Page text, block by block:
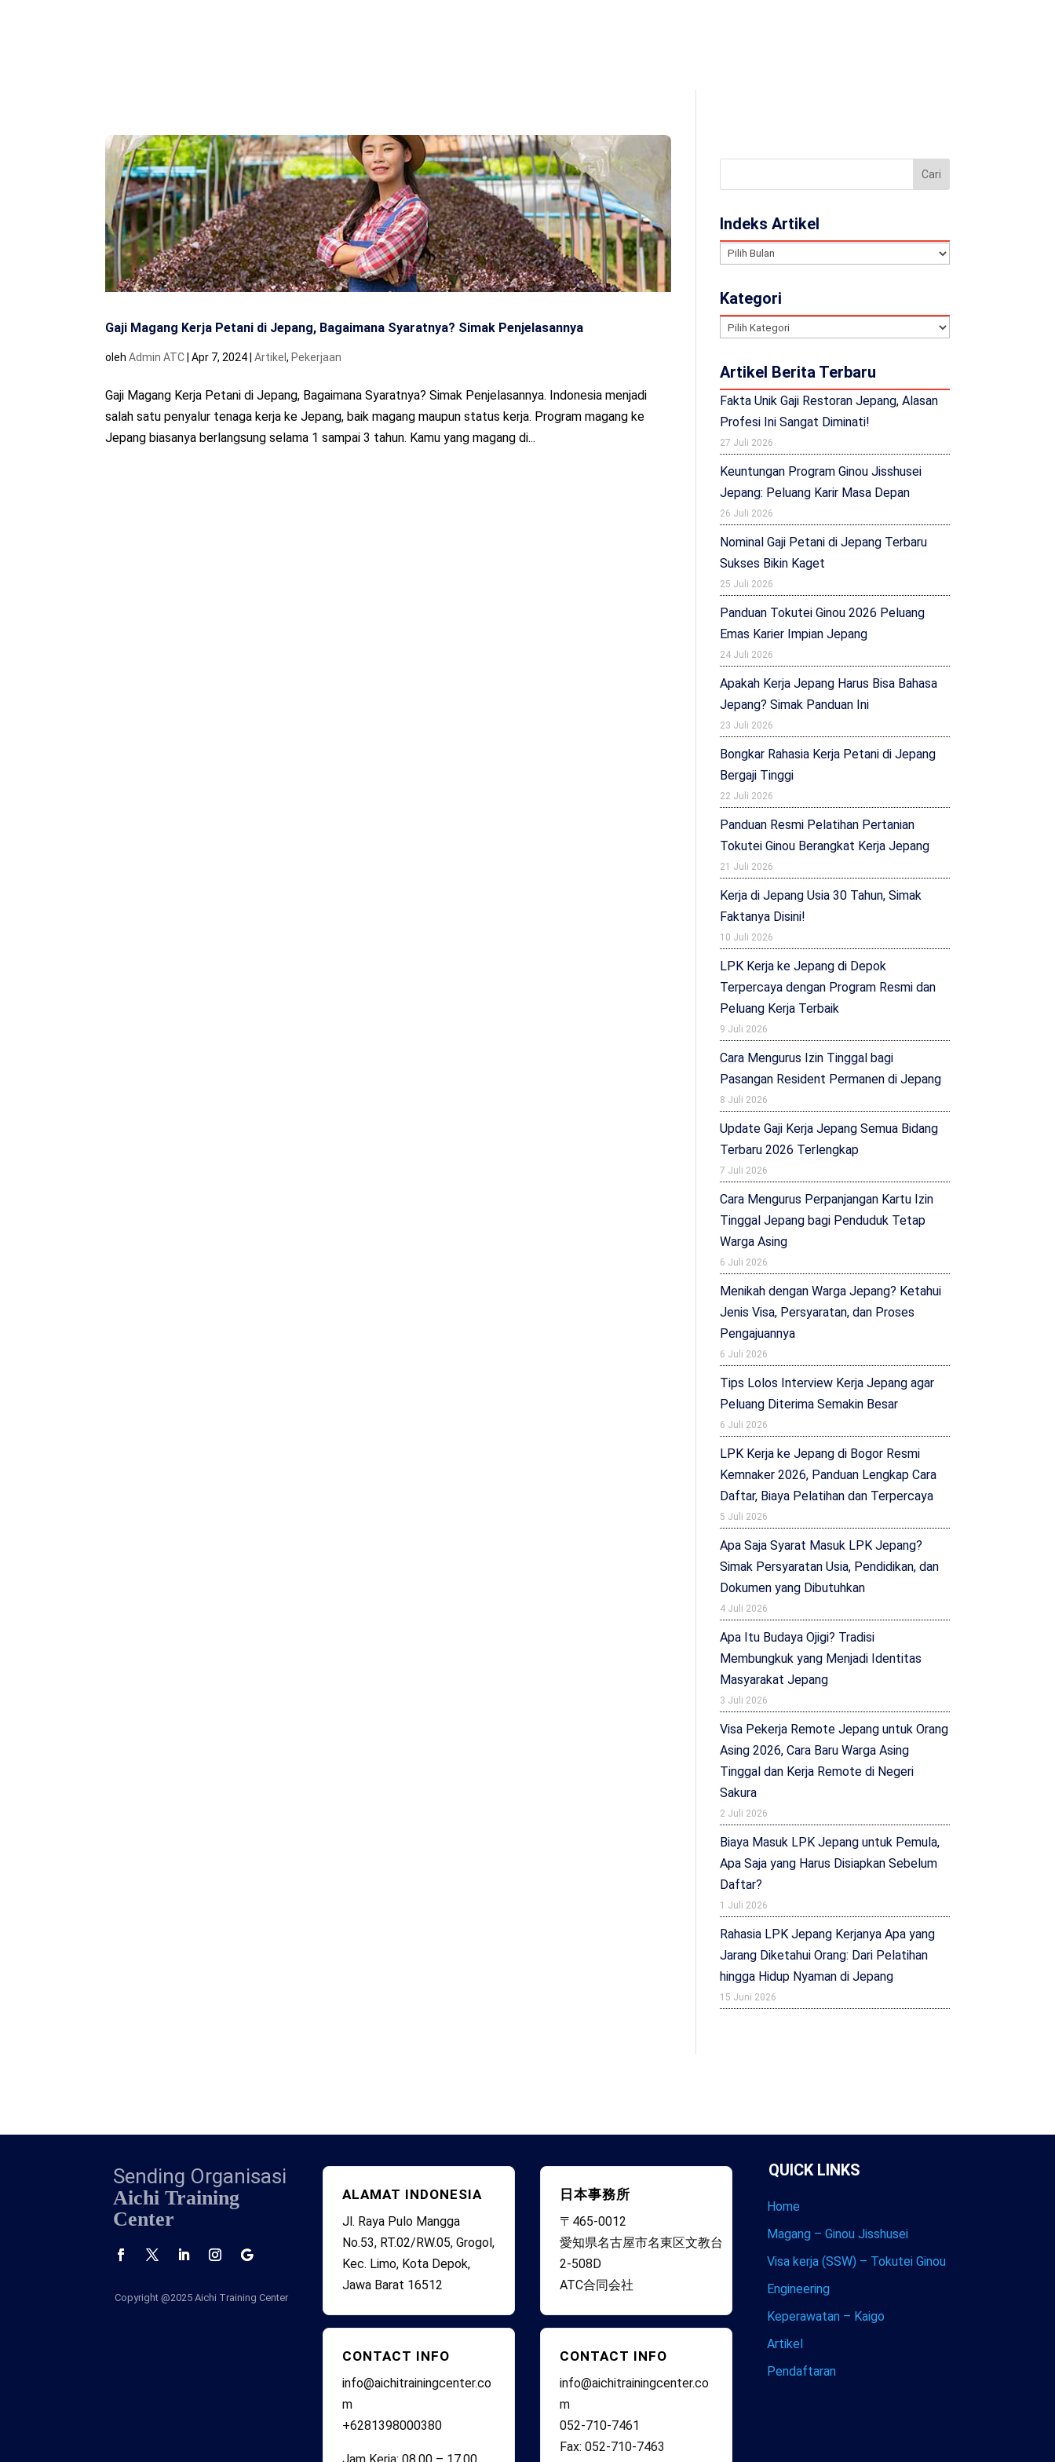
Gaji Magang Kerja Petani di Jepang, Bagaimana Syaratnya? Simak Penjelasannya
olehAdmin ATC |Apr 7, 2024 |Artikel, Pekerjaan
Gaji Magang Kerja Petani di Jepang, Bagaimana Syaratnya? Simak Penjelasannya. Indonesia menjadi
salah satu penyalur tenaga kerja ke Jepang, baik magang maupun status kerja. Program magang ke
Jepang biasanya berlangsung selama 1 sampai 3 tahun. Kamu yang magang di...
Indeks Artikel
Indeks
Kategori
Kategori
Artikel Berita Terbaru
Fakta Unik Gaji Restoran Jepang, Alasan
Profesi Ini Sangat Diminati!
27 Juli 2026
Keuntungan Program Ginou Jisshusei
Jepang: Peluang Karir Masa Depan
26 Juli 2026
Nominal Gaji Petani di Jepang Terbaru
Sukses Bikin Kaget
25 Juli 2026
Panduan Tokutei Ginou 2026 Peluang
Emas Karier Impian Jepang
24 Juli 2026
Apakah Kerja Jepang Harus Bisa Bahasa
Jepang? Simak Panduan Ini
23 Juli 2026
Bongkar Rahasia Kerja Petani di Jepang
Bergaji Tinggi
22 Juli 2026
Panduan Resmi Pelatihan Pertanian
Tokutei Ginou Berangkat Kerja Jepang
21 Juli 2026
Kerja di Jepang Usia 30 Tahun, Simak
Faktanya Disini!
10 Juli 2026
LPK Kerja ke Jepang di Depok
Terpercaya dengan Program Resmi dan
Peluang Kerja Terbaik
9 Juli 2026
Cara Mengurus Izin Tinggal bagi
Pasangan Resident Permanen di Jepang
8 Juli 2026
Update Gaji Kerja Jepang Semua Bidang
Terbaru 2026 Terlengkap
7 Juli 2026
Cara Mengurus Perpanjangan Kartu Izin
Tinggal Jepang bagi Penduduk Tetap
Warga Asing
6 Juli 2026
Menikah dengan Warga Jepang? Ketahui
Jenis Visa, Persyaratan, dan Proses
Pengajuannya
6 Juli 2026
Tips Lolos Interview Kerja Jepang agar
Peluang Diterima Semakin Besar
6 Juli 2026
LPK Kerja ke Jepang di Bogor Resmi
Kemnaker 2026, Panduan Lengkap Cara
Daftar, Biaya Pelatihan dan Terpercaya
5 Juli 2026
Apa Saja Syarat Masuk LPK Jepang?
Simak Persyaratan Usia, Pendidikan, dan
Dokumen yang Dibutuhkan
4 Juli 2026
Apa Itu Budaya Ojigi? Tradisi
Membungkuk yang Menjadi Identitas
Masyarakat Jepang
3 Juli 2026
Visa Pekerja Remote Jepang untuk Orang
Asing 2026, Cara Baru Warga Asing
Tinggal dan Kerja Remote di Negeri
Sakura
2 Juli 2026
Biaya Masuk LPK Jepang untuk Pemula,
Apa Saja yang Harus Disiapkan Sebelum
Daftar?
1 Juli 2026
Rahasia LPK Jepang Kerjanya Apa yang
Jarang Diketahui Orang: Dari Pelatihan
hingga Hidup Nyaman di Jepang
15 Juni 2026
Sending Organisasi
Aichi Training
Center
Copyright @2025Aichi Training Center
ALAMAT INDONESIA
Jl. Raya Pulo Mangga
No.53, RT.02/RW.05, Grogol,
Kec. Limo, Kota Depok,
Jawa Barat 16512
CONTACT INFO
info@aichitrainingcenter.co
m
+6281398000380
日本事務所
〒465-0012
愛知県名古屋市名東区文教台
2-508D
ATC合同会社
CONTACT INFO
info@aichitrainingcenter.co
m
052-710-7461
Fax: 052-710-7463
QUICK LINKS
Home
Magang – Ginou Jisshusei
Visa kerja (SSW) – Tokutei Ginou
Engineering
Keperawatan – Kaigo
Artikel
Pendaftaran